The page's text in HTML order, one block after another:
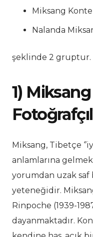
Miksang
Nalanda
şeklinde 2 gruptur.
1)
Miksang, Tibetçe
anlamlarına
yorumdan uzak
yeteneğidir.
Rinpoche (1939-
dayanmaktadır.